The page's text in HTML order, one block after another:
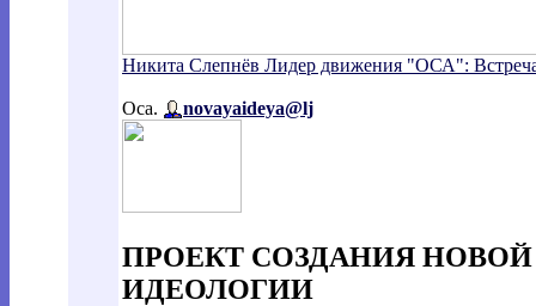
Никита Слепнёв Лидер движения "ОСА":
Оса. novayaideya@lj
ПРОЕКТ СОЗДАНИЯ
ИДЕОЛОГИИ